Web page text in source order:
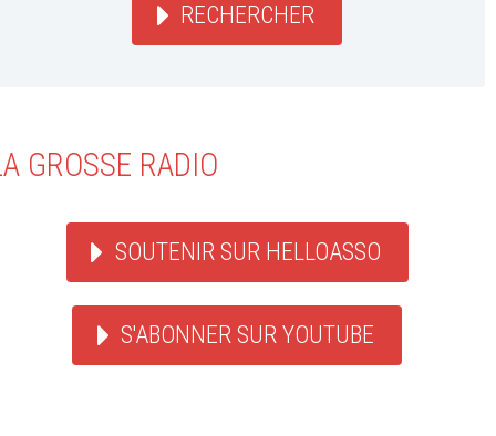
RECHERCHER
GROSSE RADIO
SOUTENIR SUR HELLOASSO
S'ABONNER SUR YOUTUBE